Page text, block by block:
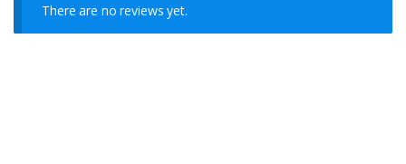
There are no reviews yet.